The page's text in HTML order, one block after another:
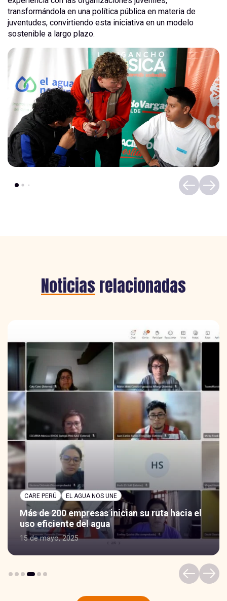
transformándola en una política pública en materia de
juventudes, convirtiendo esta iniciativa en un modelo
sostenible a largo plazo.
Noticias relacionadas
CARE PERÚ EL AGUA NOS UNE
Más de 200 empresas inician su ruta hacia el
uso eficiente del agua
15 de mayo, 2025